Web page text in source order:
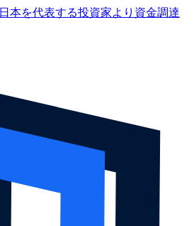
日本を代表する投資家より資金調達